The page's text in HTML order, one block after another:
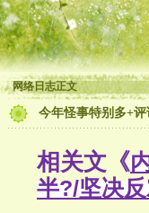
网络日志正文
今年怪事特别多+
相关文《
半?/坚决